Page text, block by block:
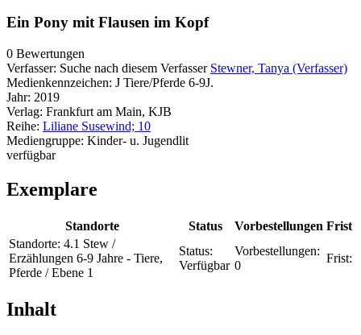
Ein Pony mit Flausen im Kopf
0 Bewertungen
Verfasser: Suche nach diesem Verfasser Stewner, Tanya (Verfasser)
Medienkennzeichen: J Tiere/Pferde 6-9J.
Jahr: 2019
Verlag: Frankfurt am Main, KJB
Reihe: Liliane Susewind; 10
Mediengruppe: Kinder- u. Jugendlit
verfügbar
Exemplare
Standorte Status Vorbestellungen Frist
Standorte: 4.1 Stew /
Erzählungen 6-9 Jahre - Tiere,
Pferde / Ebene 1
Status:
Verfügbar
Vorbestellungen:
0
Frist:
Inhalt